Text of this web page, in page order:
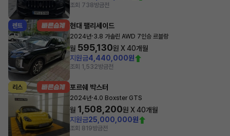
조회 738방금전
렌트 현대 팰리세이드
2024년·3.8 가솔린 AWD 7인승 르블랑
월 595,130원 X40개월
지원금4,440,000원
조회 1,532방금전
리스 포르쉐 박스터
2024년·4.0 Boxster GTS
월 1,508,200원 X40개월
지원금25,000,000원
조회 819방금전